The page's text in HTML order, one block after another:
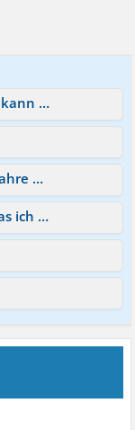
Angststörung mit Hypochonder / ich kann nicht mehr
Hypochonder ? Psychosomatik ? 25 Jahre und Angst !
CCI/AAI Wahrscheinlich gefunden was ich Jahre Lang habe